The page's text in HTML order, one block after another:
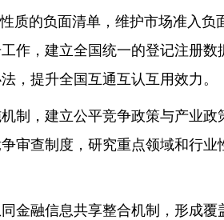
质的负面清单，维护市场准入负
作，建立全国统一的登记注册数
，提升全国互通互认互用效力。
制，建立公平竞争政策与产业政
审查制度，研究重点领域和行业
金融信息共享整合机制，形成覆